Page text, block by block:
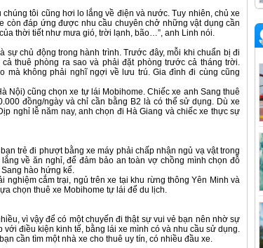
tôi cũng hơi lo lắng về điện và nước. Tuy nhiên, chủ xe
còn đáp ứng được nhu cầu chuyên chở những vật dụng cần
thời tiết như mưa gió, trời lạnh, bão…”, anh Linh nói.
chủ động trong hành trình. Trước đây, mỗi khi chuẩn bị đi
thuê phòng ra sao và phải đặt phòng trước cả tháng trời.
mà không phải nghĩ ngợi về lưu trú. Gia đình đi cùng cũng
Nội) cũng chọn xe tự lái Mobihome. Chiếc xe anh Sang thuê
đồng/ngày và chỉ cần bằng B2 là có thể sử dụng. Dù xe
nghỉ lễ năm nay, anh chọn đi Hà Giang và chiếc xe thực sự
trẻ đi phượt bằng xe máy phải chấp nhận ngủ vạ vật trong
về ăn nghỉ, để đảm bảo an toàn vợ chồng mình chọn đỗ
hào hứng kể.
nghiệm cắm trại, ngủ trên xe tại khu rừng thông Yên Minh và
chọn thuê xe Mobihome tự lái để du lịch.
vì vậy để có một chuyến đi thật sự vui vẻ bạn nên nhờ sự
điều kiện kinh tế, bằng lái xe mình có và nhu cầu sử dụng.
cần tìm một nhà xe cho thuê uy tín, có nhiều đầu xe.